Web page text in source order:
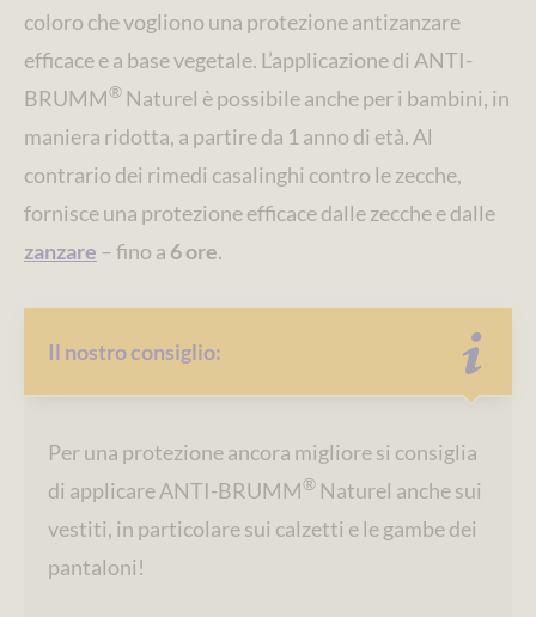
coloro che vogliono una protezione antizanzare
efficace e a base vegetale. L’applicazione di ANTI-
BRUMM® Naturel è possibile anche per i bambini, in
maniera ridotta, a partire da 1 anno di età. Al
contrario dei rimedi casalinghi contro le zecche,
fornisce una protezione efficace dalle zecche e dalle
zanzare – fino a 6 ore.
Il nostro consiglio:
Per una protezione ancora migliore si consiglia
di applicare ANTI-BRUMM® Naturel anche sui
vestiti, in particolare sui calzetti e le gambe dei
pantaloni!